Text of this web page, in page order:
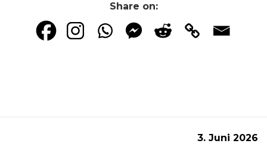
Share on:
3. Juni 2026